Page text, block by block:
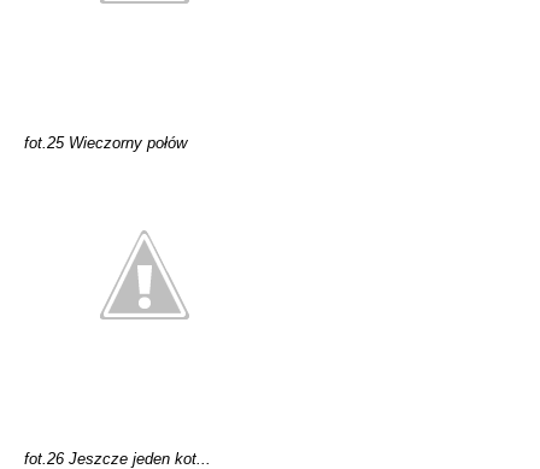
fot.25 Wieczorny połów
fot.26 Jeszcze jeden kot...